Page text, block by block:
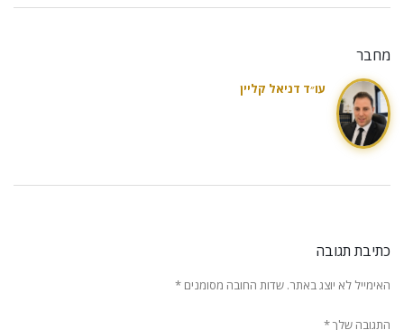
מחבר
עו״ד דניאל קליין
כתיבת תגובה
האימייל לא יוצג באתר. שדות החובה מסומנים *
התגובה שלך*